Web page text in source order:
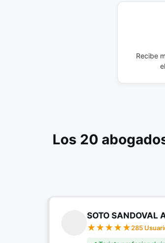
Recibe
Los 20
SOTO SANDOVAL
285